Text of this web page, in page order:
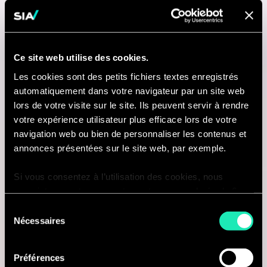
Ce site web utilise des cookies.
Les cookies sont des petits fichiers textes enregistrés
automatiquement dans votre navigateur par un site web
lors de votre visite sur le site. Ils peuvent servir à rendre
votre expérience utilisateur plus efficace lors de votre
navigation web ou bien de personnaliser les contenus et
annonces présentées sur le site web, par exemple.
Si vous consentez à l’utilisation des cookies, nous
consentir à cette utilisation à nouveau. Si vous ne
fonctionnement et ne personnalisera pas votre
Nécessaires
Préférences
New York, États-Unis
Internal Role
FINANCE
or Montreal)